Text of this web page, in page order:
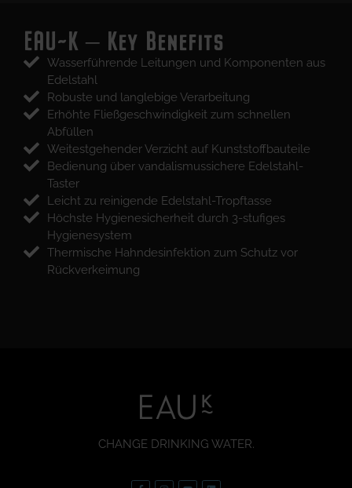
EAU~K – Key Benefits
Wasserführende Leitungen und Komponenten aus
Edelstahl
Robuste und langlebige Verarbeitung
Erhöhte Fließgeschwindigkeit zum schnellen
Abfüllen
Weitestgehender Verzicht auf Kunststoffbauteile
Bedienung über vandalismussichere Edelstahl-
Taster
Leicht zu reinigende Edelstahl-Tropftasse
Höchste Hygienesicherheit durch 3-stufiges
Hygienesystem
Thermische Hahndesinfektion zum Schutz vor
Rückverkeimung
CHANGE DRINKING WATER.